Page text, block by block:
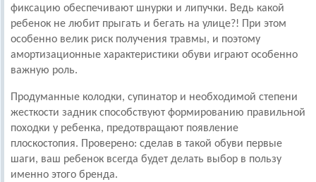
фиксацию обеспечивают шнурки и липучки. Ведь какой
ребенок не любит прыгать и бегать на улице?! При этом
особенно велик риск получения травмы, и поэтому
амортизационные характеристики обуви играют особенно
важную роль.
Продуманные колодки, супинатор и необходимой степени
жесткости задник способствуют формированию правильной
походки у ребенка, предотвращают появление
плоскостопия. Проверено: сделав в такой обуви первые
шаги, ваш ребенок всегда будет делать выбор в пользу
именно этого бренда.